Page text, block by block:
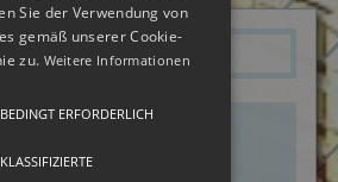
Sie der Verwendung von
gemäß unserer Cookie-
zu. Weitere Informationen
ERFORDERLICH